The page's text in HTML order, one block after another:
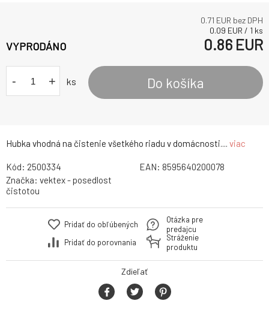
Hubka vhodná na čistenie všetkého riadu v domácnosti.... viac
0.71 EUR bez DPH
0.09 EUR / 1 ks
VYPRODÁNO 0.86 EUR
- + ks Do košíka
Kód: 2500334 EAN: 8595640200078
Značka: vektex - posedlost
čistotou
Pridať do obľúbených
Pridať do porovnania
Otázka pre
predajcu
Stráženie
produktu
Zdieľať